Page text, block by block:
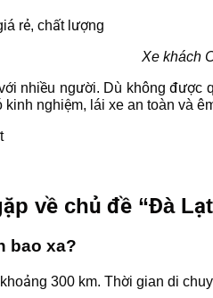
Xe khách
nhiều người. Dù không được
nghiệm, lái xe an toàn và
về chủ đề “Đà
bao xa?
300 km. Thời gian di